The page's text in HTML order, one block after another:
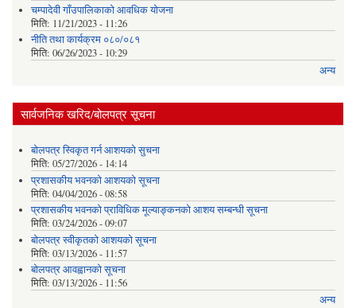
चम्पादेवी गाँउपालिकाकाे आवधिक योजना
मिति: 11/21/2023 - 11:26
नीति तथा कार्यक्रम ०८०/०८१
मिति: 06/26/2023 - 10:29
अन्य
सार्वजनिक खरिद/बोलपत्र सूचना
बोलपत्र स्विकृत गर्न आशयको सुचना
मिति: 05/27/2026 - 14:14
प्रशासकीय भवनको आशयको सूचना
मिति: 04/04/2026 - 08:58
प्रशासकीय भवनको प्राविधिक मूल्याङ्कनको आशय सम्बन्धी सूचना
मिति: 03/24/2026 - 09:07
बोलपत्र स्वीकृतको आशयको सूचना
मिति: 03/13/2026 - 11:57
बोलपत्र आवह्वानको सूचना
मिति: 03/13/2026 - 11:56
अन्य